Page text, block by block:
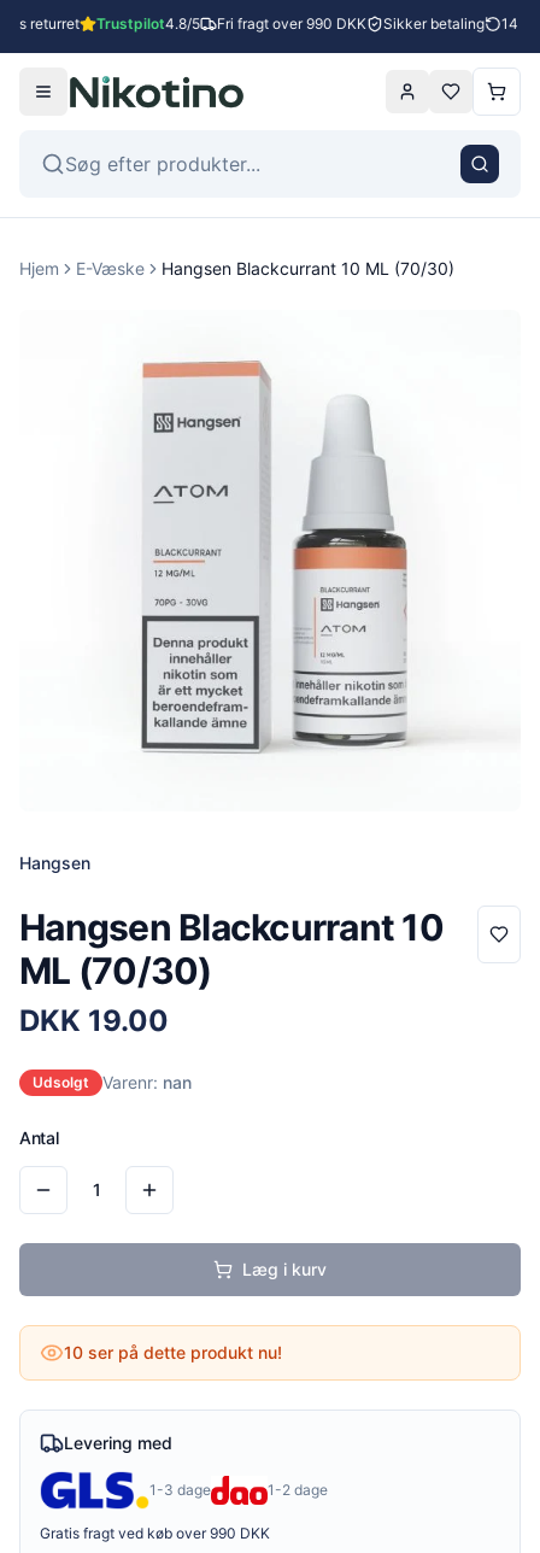
returret Trustpilot4.8/5 Fri fragt over 990 DKK Sikker betaling 14
Hjem E-Væske Hangsen Blackcurrant 10 ML (70/30)
Hangsen
Hangsen Blackcurrant 10
ML (70/30)
DKK 19.00
Udsolgt Varenr: nan
Antal
1
Læg i kurv
10 ser på dette produkt nu!
Levering med
1-3 dage 1-2 dage
Gratis fragt ved køb over 990 DKK